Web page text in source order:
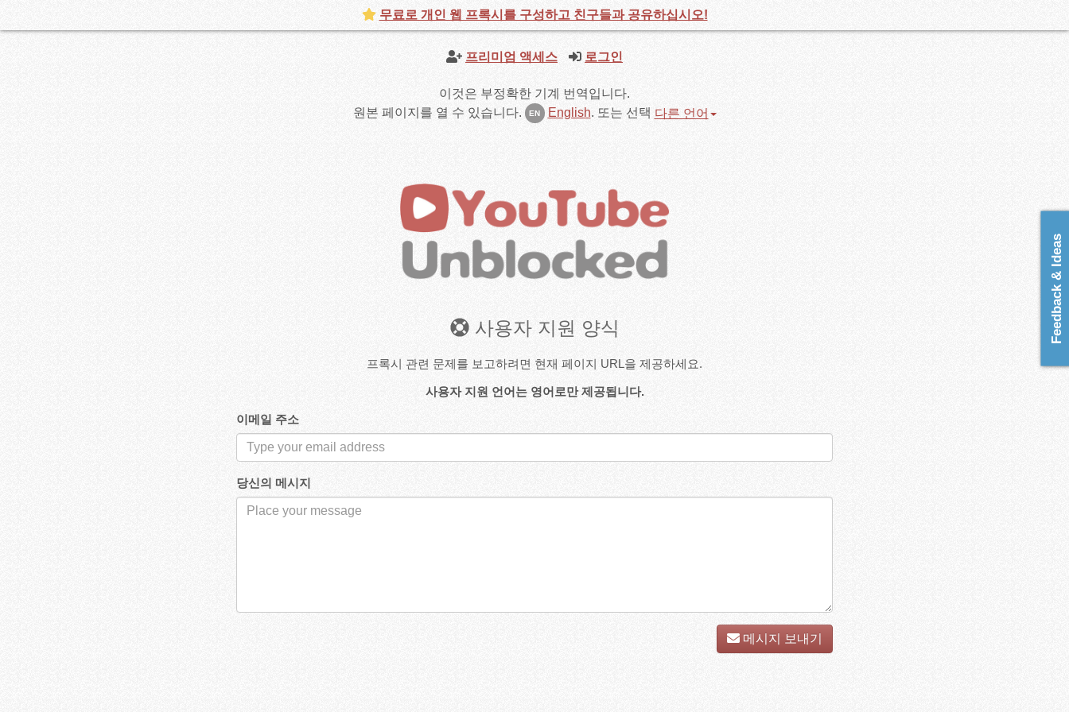
프리미엄 액세스 로그인
이것은 부정확한 기계 번역입니다.
원본 페이지를 열 수 있습니다.
EN English. 또는 선택 다른 언어
사용자 지원 양식
프록시 관련 문제를 보고하려면 현재 페이지 URL을 제공하세요.
사용자 지원 언어는 영어로만 제공됩니다.
이메일 주소
당신의 메시지
메시지 보내기
Feedback & Ideas
무료로 개인 웹 프록시를 구성하고 친구들과 공유하십시오!